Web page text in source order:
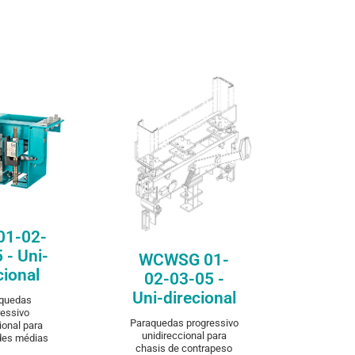
02-
- Uni-
para
médias
02-03-
Uni-
WCWSG 01-
02-03-05 -
Uni-direcional
Paraquedas progressivo
unidireccional para
chasis de contrapeso
WCWSG 01-02-
03-05 - Uni-
direcional
WCWSG 01-02-03-05:
Paraquedas progressivo
unidireccional para chasis
DISCOVER